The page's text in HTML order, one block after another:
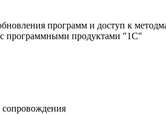
программ и доступ к
с программными продуктами "1С"
сопровождения